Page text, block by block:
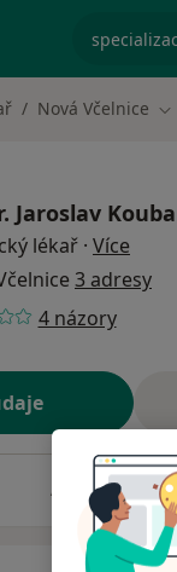
Nová Včelnice
Jaroslav Kouba
lékař · Více
3 adresy
4 názory
Adresy